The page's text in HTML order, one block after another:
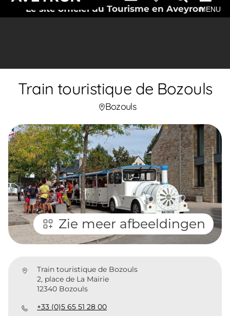
Le site officiel du Tourisme en AveyronMENU
Train touristique de Bozouls
Bozouls
Zie meer afbeeldingen
Train touristique de Bozouls
2, place de La Mairie
12340 Bozouls
+33 (0)5 65 51 28 00